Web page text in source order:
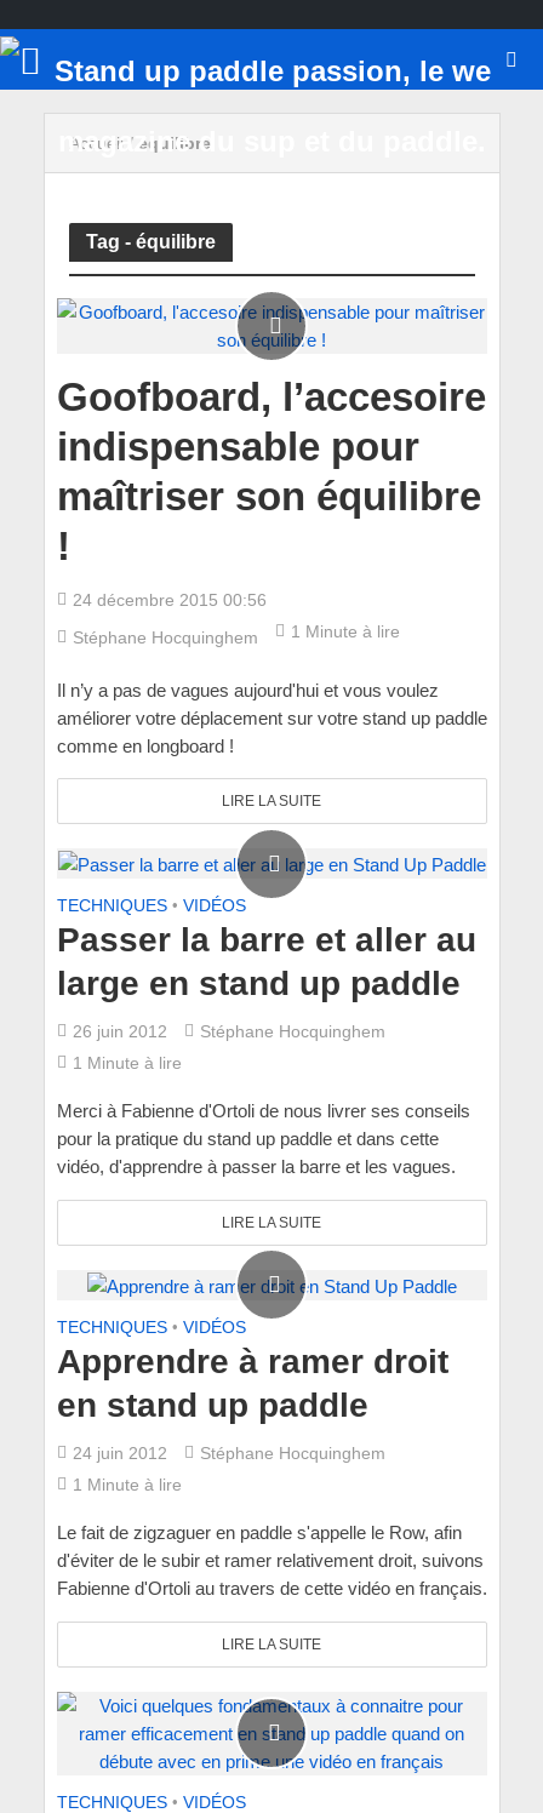
Accueil/ équilibre
Tag - équilibre
Goofboard, l’accesoire
indispensable pour
maîtriser son équilibre
!
24 décembre 2015 00:56
Stéphane Hocquinghem
1 Minute à lire
Il n’y a pas de vagues aujourd'hui et vous voulez
améliorer votre déplacement sur votre stand up paddle
comme en longboard !
LIRE LA SUITE
TECHNIQUES • VIDÉOS
Passer la barre et aller au
large en stand up paddle
26 juin 2012
Stéphane Hocquinghem
1 Minute à lire
Merci à Fabienne d'Ortoli de nous livrer ses conseils
pour la pratique du stand up paddle et dans cette
vidéo, d'apprendre à passer la barre et les vagues.
LIRE LA SUITE
TECHNIQUES • VIDÉOS
Apprendre à ramer droit
en stand up paddle
24 juin 2012
Stéphane Hocquinghem
1 Minute à lire
Le fait de zigzaguer en paddle s'appelle le Row, afin
d'éviter de le subir et ramer relativement droit, suivons
Fabienne d'Ortoli au travers de cette vidéo en français.
LIRE LA SUITE
TECHNIQUES • VIDÉOS